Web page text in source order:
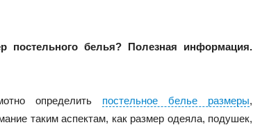
постельного белья? Полезная информация.
определить постельное белье размеры,
таким аспектам, как размер одеяла, подушек,